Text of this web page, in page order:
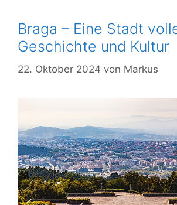
Braga – Eine Stadt
Geschichte und Kultur
22. Oktober 2024 von Markus